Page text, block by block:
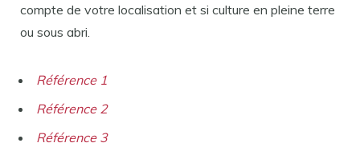
compte de votre localisation et si culture en pleine terre
ou sous abri.
Référence 1
Référence 2
Référence 3